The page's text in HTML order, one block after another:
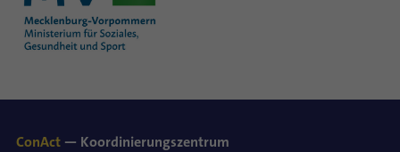
ConAct — Koordinierungszentrum